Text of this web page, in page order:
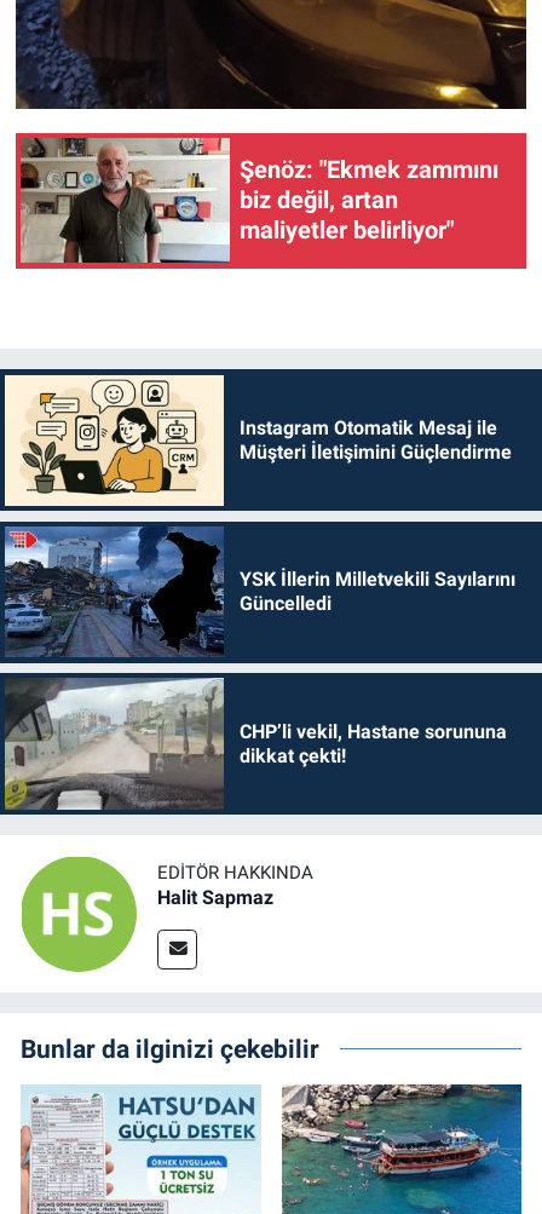
Şenöz: "Ekmek zammını
biz değil, artan
maliyetler belirliyor"
Instagram Otomatik Mesaj ile
Müşteri İletişimini Güçlendirme
YSK İllerin Milletvekili Sayılarını
Güncelledi
CHP’li vekil, Hastane sorununa
dikkat çekti!
EDITÖR HAKKINDA
Halit Sapmaz
Bunlar da ilginizi çekebilir